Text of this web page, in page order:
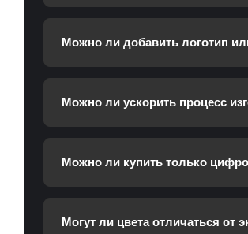
Можно ли добавить логотип
Можно ли ускорить процесс
Можно ли купить только
Могут ли цвета отличаться от